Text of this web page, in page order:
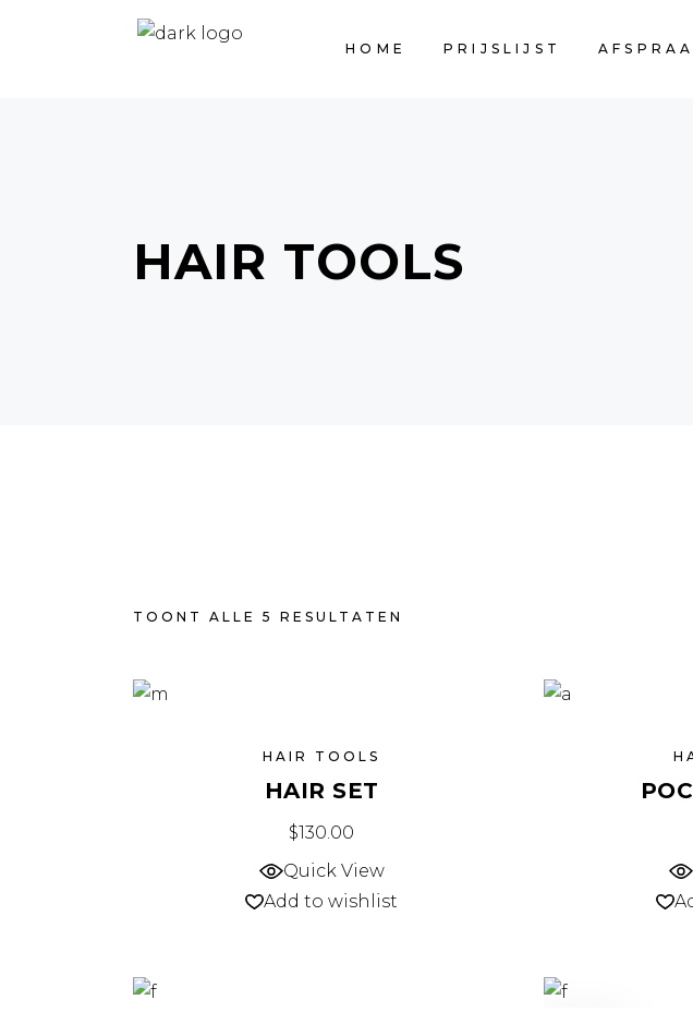
HOME PRIJSLIJST
HAIR TOOLS
TOONT ALLE 5 RESULTATEN
HAIR TOOLS
HAIR SET
$130.00
Quick View
Add to wishlist